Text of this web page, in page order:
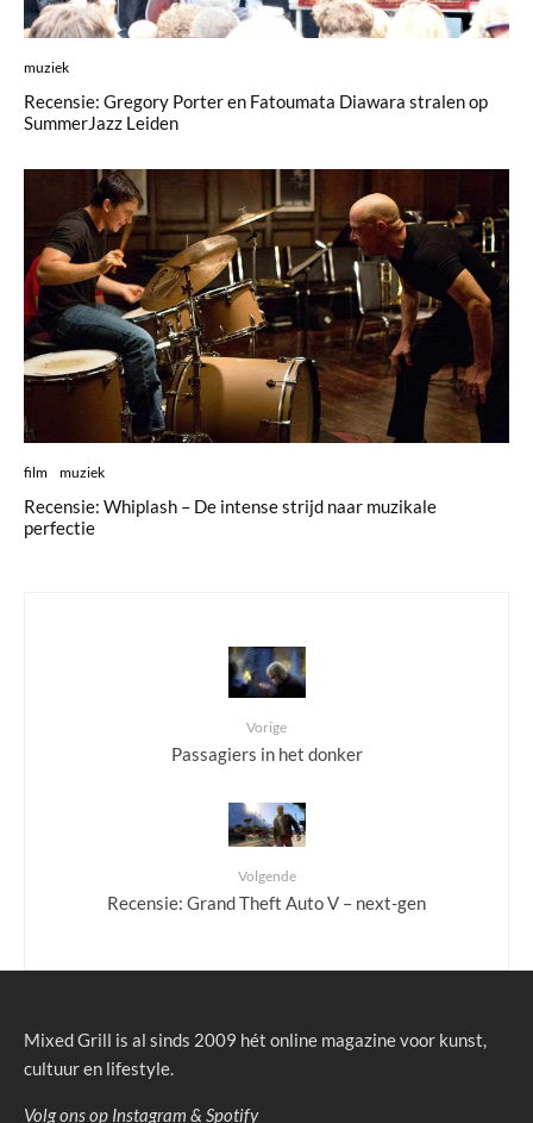
muziek
Recensie: Gregory Porter en Fatoumata Diawara stralen op
SummerJazz Leiden
film muziek
Recensie: Whiplash – De intense strijd naar muzikale
perfectie
Vorige
Passagiers in het donker
Volgende
Recensie: Grand Theft Auto V – next-gen
Mixed Grill is al sinds 2009 hét online magazine voor kunst,
cultuur en lifestyle.
Volg ons op Instagram & Spotify